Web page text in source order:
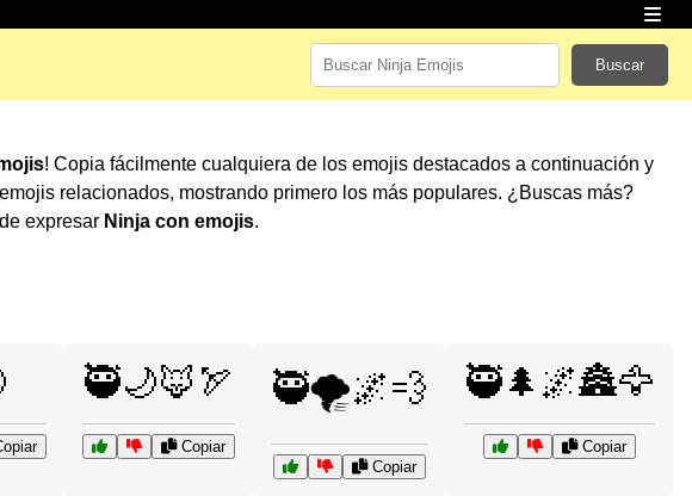
Buscar
! Copia fácilmente cualquiera de los emojis destacados a continuación y
relacionados, mostrando primero los más populares. ¿Buscas más?
expresar Ninja con emojis.
🥷🌙🦊🏹
Copiar
🥷🌪️🌌💨
Copiar
🥷🌲🌌🏯🦅
Copiar